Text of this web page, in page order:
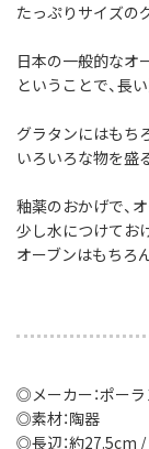
たっぷりサイズの
日本の一般的なオ
ということで、長
グラタンにはもち
いろいろな物を盛
釉薬のおかげで、
少し水につけてお
オーブンはもちろ
◎メーカー：ポー
◎素材：陶器
◎長辺：約27.5cm /